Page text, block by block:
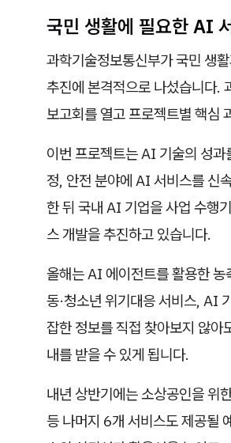
국민 생활에 필요한 AI
과학기술정보통신부가 국민 생
추진에 본격적으로 나섰습니다.
보고회를 열고 프로젝트별 핵심
이번 프로젝트는 AI 기술의 성
정, 안전 분야에 AI 서비스를 신
한 뒤 국내 AI 기업을 사업 수행
스 개발을 추진하고 있습니다.
올해는 AI 에이전트를 활용한
동·청소년 위기대응 서비스, AI
잡한 정보를 직접 찾아보지 않아
내를 받을 수 있게 됩니다.
내년 상반기에는 소상공인을 위
등 나머지 6개 서비스도 제공될